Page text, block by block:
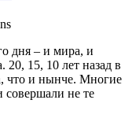
дня – и мира, и
20, 15, 10 лет назад в
что и нынче. Многие
совершали не те